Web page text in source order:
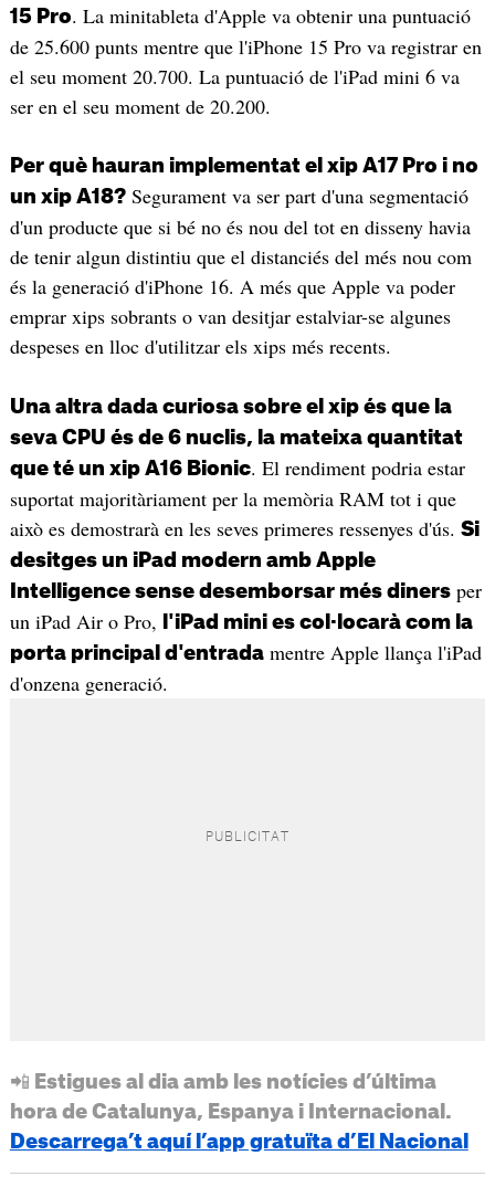
15 Pro. La minitableta d'Apple va obtenir una puntuació
de 25.600 punts mentre que l'iPhone 15 Pro va registrar en
el seu moment 20.700. La puntuació de l'iPad mini 6 va
ser en el seu moment de 20.200.
Per què hauran implementat el xip A17 Pro i no
un xip A18?Segurament va ser part d'una segmentació
d'un producte que si bé no és nou del tot en disseny havia
de tenir algun distintiu que el distanciés del més nou com
és la generació d'iPhone 16. A més que Apple va poder
emprar xips sobrants o van desitjar estalviar-se algunes
despeses en lloc d'utilitzar els xips més recents.
Una altra dada curiosa sobre el xip és que la
seva CPU és de 6 nuclis, la mateixa quantitat
que té un xip A16 Bionic. El rendiment podria estar
suportat majoritàriament per la memòria RAM tot i que
això es demostrarà en les seves primeres ressenyes d'ús. Si
desitges un iPad modern amb Apple
Intelligence sense desemborsar més dinersper
un iPad Air o Pro,
l'iPad mini es col·locarà com la
porta principal d'entradamentre Apple llança l'iPad
d'onzena generació.
📲 Estigues al dia amb les notícies d’última
hora de Catalunya, Espanya i Internacional.
Descarrega’t aquí l’app gratuïta d’El Nacional